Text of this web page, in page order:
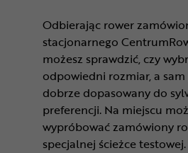
Odbierając rower
stacjonarnego
możesz sprawdzić, czy
odpowiedni rozmiar, a
dobrze dopasowany do
preferencji. Na miejscu
wypróbować zamówiony
specjalnej ścieżce testowej.